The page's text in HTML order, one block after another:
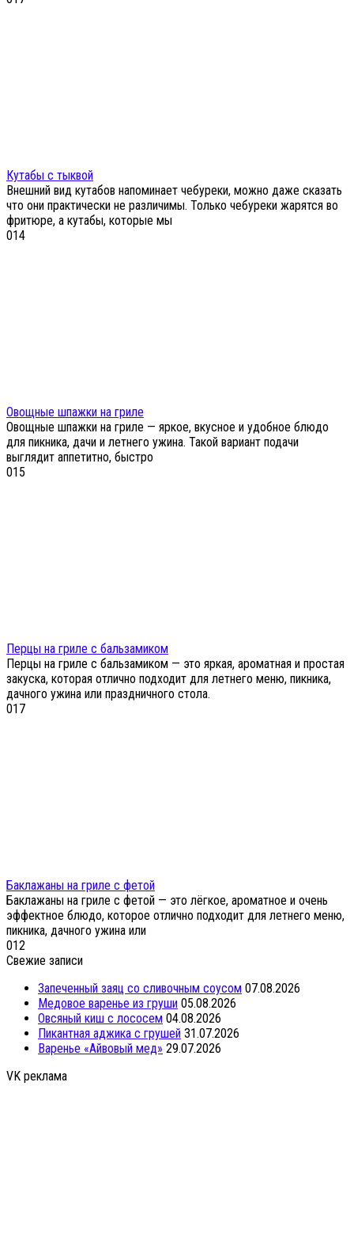
Кутабы с тыквой
Внешний вид кутабов напоминает чебуреки, можно даже сказать
что они практически не различимы. Только чебуреки жарятся во
фритюре, а кутабы, которые мы
014
Овощные шпажки на гриле
Овощные шпажки на гриле — яркое, вкусное и удобное блюдо
для пикника, дачи и летнего ужина. Такой вариант подачи
выглядит аппетитно, быстро
015
Перцы на гриле с бальзамиком
Перцы на гриле с бальзамиком — это яркая, ароматная и простая
закуска, которая отлично подходит для летнего меню, пикника,
дачного ужина или праздничного стола.
017
Баклажаны на гриле с фетой
Баклажаны на гриле с фетой — это лёгкое, ароматное и очень
эффектное блюдо, которое отлично подходит для летнего меню,
пикника, дачного ужина или
012
Свежие записи
Запеченный заяц со сливочным соусом 07.08.2026
Медовое варенье из груши 05.08.2026
Овсяный киш с лососем 04.08.2026
Пикантная аджика с грушей 31.07.2026
Варенье «Айвовый мед» 29.07.2026
VK реклама